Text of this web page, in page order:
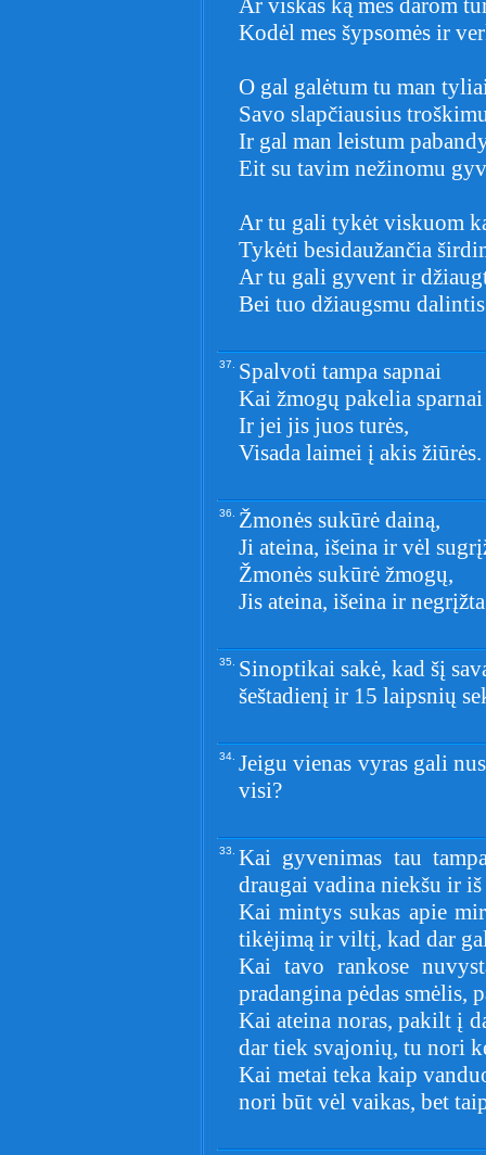
Ar viskas ką mes darom
Kodėl mes šypsomės ir
O gal galėtum tu man
Savo slapčiausius
Ir gal man leistum
Eit su tavim nežinomu
Ar tu gali tykėt viskuom
Tykėti besidaužančia
Ar tu gali gyvent ir
Bei tuo džiaugsmu
37. Spalvoti tampa sapnai
Kai žmogų pakelia sparnai
Ir jei jis juos turės,
Visada laimei į akis žiūrės.
36. Žmonės sukūrė dainą,
Ji ateina, išeina ir vėl
Žmonės sukūrė žmogų,
Jis ateina, išeina ir
35. Sinoptikai sakė, kad šį
šeštadienį ir 15 laipsnių
34. Jeigu vienas vyras gali
visi?
33. Kai gyvenimas tau
draugai vadina niekšu ir
Kai mintys sukas apie
tikėjimą ir viltį, kad dar
Kai tavo rankose
pradangina pėdas smėlis,
Kai ateina noras, pakilt į
dar tiek svajonių, tu nori
Kai metai teka kaip
nori būt vėl vaikas, bet